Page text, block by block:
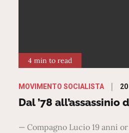
4 min to read
MOVIMENTO SOCIALISTA
on
Dal ’78 all’assassinio
— Compagno Lucio 19 anni